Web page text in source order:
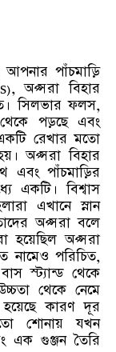
পাঁচমাড়ি
অপ্সরা বিহার
সিলভার ফলস,
পড়ছে এবং
রেখার মতো
অপ্সরা বিহার
এবং পাঁচমাড়ির
একটি। বিশ্বাস
এখানে স্নান
অপ্সরা বলে
হয়েছিল অপ্সরা
নামেও পরিচিত,
স্ট্যান্ড থেকে
থেকে নেমে
কারণ দূর
শোনায় যখন
এক গুঞ্জন তৈরি